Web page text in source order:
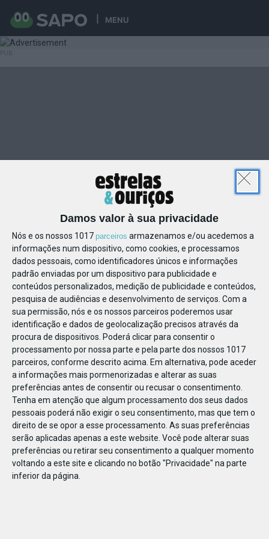
MENU
Damos valor à sua privacidade
Nós e os nossos 1017 parceiros armazenamos e/ou acedemos a
informações num dispositivo, como cookies, e processamos
dados pessoais, como identificadores únicos e informações
padrão enviadas por um dispositivo para publicidade e
conteúdos personalizados, medição de publicidade e conteúdos,
pesquisa de audiências e desenvolvimento de serviços. Com a
sua permissão, nós e os nossos parceiros poderemos usar
identificação e dados de geolocalização precisos através da
procura de dispositivos. Poderá clicar para consentir o
processamento por nossa parte e pela parte dos nossos 1017
parceiros, conforme descrito acima. Em alternativa, pode aceder
a informações mais pormenorizadas e alterar as suas
preferências antes de consentir ou recusar o consentimento.
Tenha em atenção que algum processamento dos seus dados
pessoais poderá não exigir o seu consentimento, mas que tem o
direito de se opor a esse processamento. As suas preferências
serão aplicadas apenas a este website. Você pode alterar suas
preferências ou retirar seu consentimento a qualquer momento
voltando a este site e clicando no botão "Privacidade" na parte
inferior da página.
805251579910582